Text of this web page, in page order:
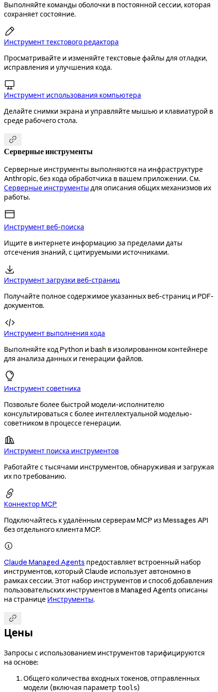
Выполняйте команды оболочки в постоянной сессии, которая
сохраняет состояние.

Инструмент текстового редактора
Просматривайте и изменяйте текстовые файлы для отладки,
исправления и улучшения кода.

Инструмент использования компьютера
Делайте снимки экрана и управляйте мышью и клавиатурой в
среде рабочего стола.

Серверные инструменты
Серверные инструменты выполняются на инфраструктуре
Anthropic, без кода обработчика в вашем приложении. См.
Серверные инструменты для описания общих механизмов их
работы.
Инструмент веб-поиска
Ищите в интернете информацию за пределами даты
отсечения знаний, с цитируемыми источниками.

Инструмент загрузки веб-страниц
Получайте полное содержимое указанных веб-страниц и PDF-
документов.

Инструмент выполнения кода
Выполняйте код Python и bash в изолированном контейнере
для анализа данных и генерации файлов.
Инструмент советника
Позвольте более быстрой модели-исполнителю
консультироваться с более интеллектуальной моделью-
советником в процессе генерации.

Инструмент поиска инструментов
Работайте с тысячами инструментов, обнаруживая и загружая
их по требованию.

Коннектор MCP
Подключайтесь к удалённым серверам MCP из Messages API
без отдельного клиента MCP.

Claude Managed Agents предоставляет встроенный набор
инструментов, который Claude использует автономно в
рамках сессии. Этот набор инструментов и способ добавления
пользовательских инструментов в Managed Agents описаны
на странице Инструменты.

Цены
Запросы с использованием инструментов тарифицируются
на основе:
Общего количества входных токенов, отправленных
модели (включая параметр tools)